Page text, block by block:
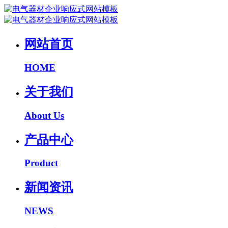
网站首页
HOME
关于我们
About Us
产品中心
Product
新闻资讯
NEWS